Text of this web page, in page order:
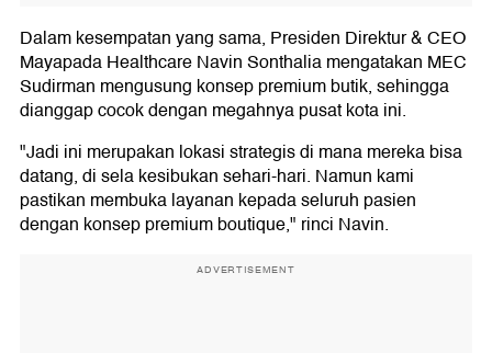
Dalam kesempatan yang sama, Presiden Direktur & CEO
Mayapada Healthcare Navin Sonthalia mengatakan MEC
Sudirman mengusung konsep premium butik, sehingga
dianggap cocok dengan megahnya pusat kota ini.
"Jadi ini merupakan lokasi strategis di mana mereka bisa
datang, di sela kesibukan sehari-hari. Namun kami
pastikan membuka layanan kepada seluruh pasien
dengan konsep premium boutique," rinci Navin.
ADVERTISEMENT